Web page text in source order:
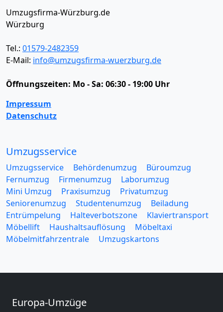
Umzugsfirma-Würzburg.de
Würzburg
Tel.: 01579-2482359
E-Mail: info@umzugsfirma-wuerzburg.de
Öffnungszeiten: Mo - Sa: 06:30 - 19:00 Uhr
Impressum
Datenschutz
Umzugsservice
Umzugsservice Behördenumzug
Büroumzug
Fernumzug
Firmenumzug
Laborumzug
Mini Umzug
Praxisumzug
Privatumzug
Seniorenumzug
Studentenumzug
Beiladung
Entrümpelung
Halteverbotszone
Klaviertransport
Möbellift
Haushaltsauflösung
Möbeltaxi
Möbelmitfahrzentrale
Umzugskartons
Europa-Umzüge